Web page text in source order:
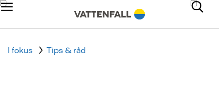
I fokus Tips & råd